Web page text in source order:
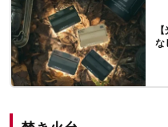
な